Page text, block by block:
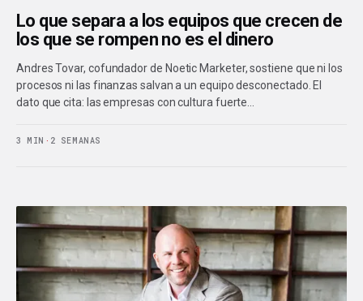
Lo que separa a los equipos que crecen de
los que se rompen no es el dinero
Andres Tovar, cofundador de Noetic Marketer, sostiene que ni los
procesos ni las finanzas salvan a un equipo desconectado. El
dato que cita: las empresas con cultura fuerte…
3 MIN · 2 SEMANAS